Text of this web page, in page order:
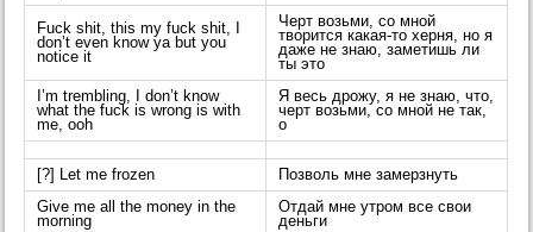
Fuck shit, this my fuck shit, I
don’t even know ya but you
notice it
Черт возьми, со мной
творится какая-то херня, но я
даже не знаю, заметишь ли
ты это
I’m trembling, I don’t know
what the fuck is wrong is with
me, ooh
Я весь дрожу, я не знаю, что,
черт возьми, со мной не так,
о
[?] Let me frozen
Позволь мне замерзнуть
Give me all the money in the
morning
Отдай мне утром все свои
деньги